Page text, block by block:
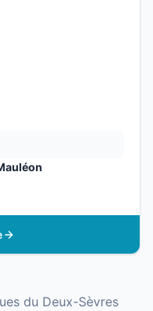
du Deux-Sèvres